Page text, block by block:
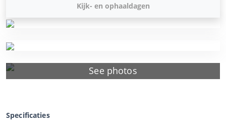
See photos
Kijk- en ophaaldagen
Specificaties